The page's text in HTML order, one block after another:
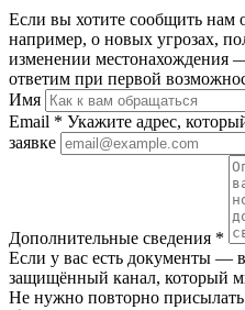
Если вы хотите сообщить
например, о новых угрозах,
изменении
ответим при первой
Имя
Email * Укажите адрес,
заявке
Дополнительные сведения *
Если у вас есть документы —
защищённый канал, который
Не нужно повторно